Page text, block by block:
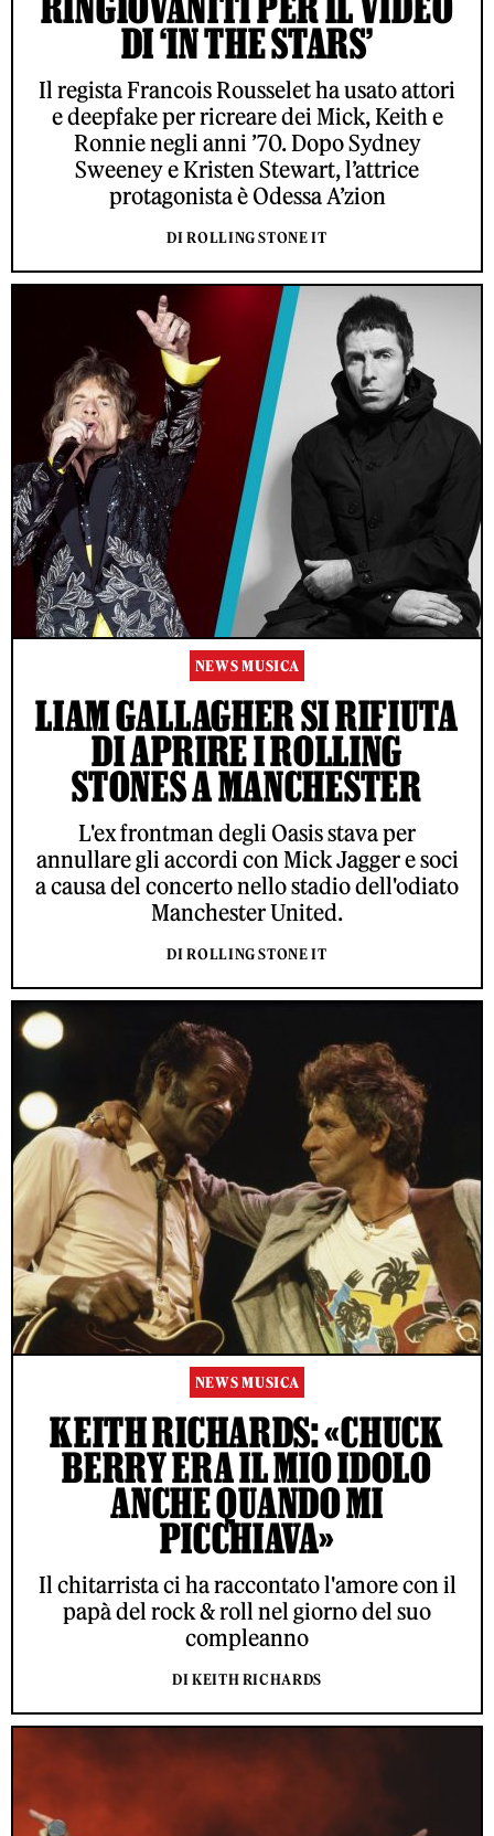
DI ‘IN THE STARS’
Il regista Francois Rousselet ha usato attori
e deepfake per ricreare dei Mick, Keith e
Ronnie negli anni ’70. Dopo Sydney
Sweeney e Kristen Stewart, l’attrice
protagonista è Odessa A’zion
DI ROLLING STONE IT
NEWS MUSICA
LIAM GALLAGHER SI RIFIUTA
DI APRIRE I ROLLING
STONES A MANCHESTER
L'ex frontman degli Oasis stava per
annullare gli accordi con Mick Jagger e soci
a causa del concerto nello stadio dell'odiato
Manchester United.
DI ROLLING STONE IT
NEWS MUSICA
KEITH RICHARDS: «CHUCK
BERRY ERA IL MIO IDOLO
ANCHE QUANDO MI
PICCHIAVA»
Il chitarrista ci ha raccontato l'amore con il
papà del rock & roll nel giorno del suo
compleanno
DI KEITH RICHARDS